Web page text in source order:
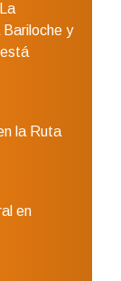
y
la Ruta
en